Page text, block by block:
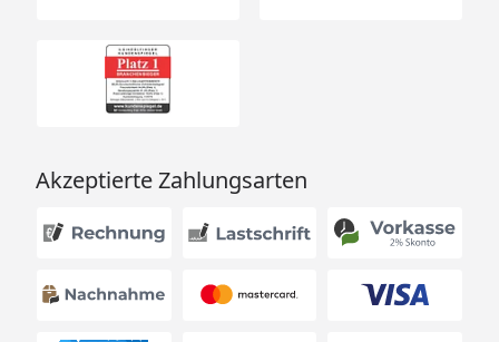
x 30 cm, 120 kg
Montagematerial inkl.
Aufschraubstütze
Akzeptierte Zahlungsarten